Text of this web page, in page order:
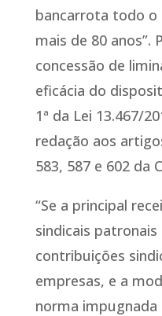
bancarrota todo o
mais de 80 anos”.
concessão de
eficácia do
1ª da Lei 13.467/
redação aos
583, 587 e 602 da
“Se a principal
sindicais patronais
contribuições
empresas, e a
norma